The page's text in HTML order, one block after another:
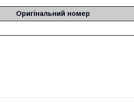
Оригінальний номер